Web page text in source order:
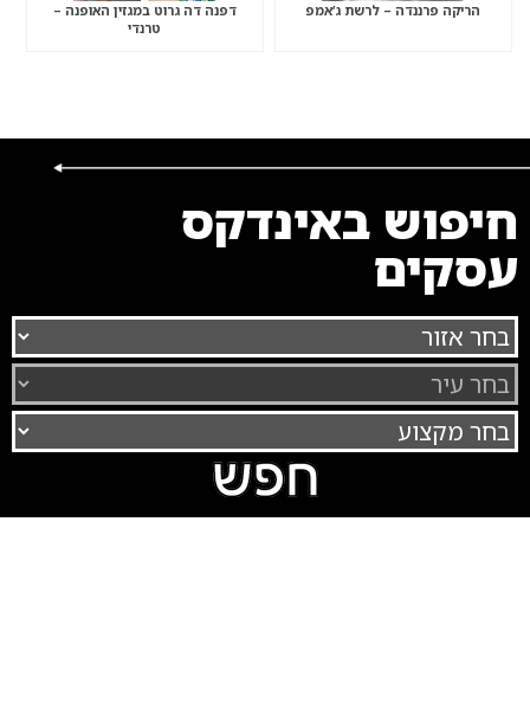
הריקה פרננדה – לרשת ג’אמפ
דפנה דה גרוט במגזין האופנה –
טרנדי
חיפוש באינדקס
עסקים